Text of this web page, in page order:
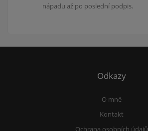
nápadu až po poslední podpis.
Odkazy
O mně
Kontakt
Ochrana osobních údajů